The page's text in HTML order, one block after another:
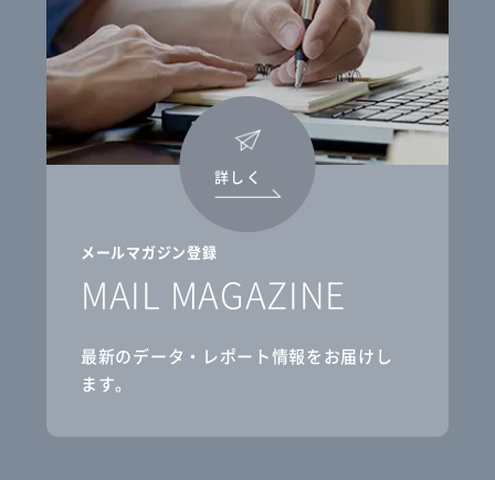
メールマガジン登録
MAIL MAGAZINE
最新のデータ・レポート情報をお届けし
ます。
詳しく